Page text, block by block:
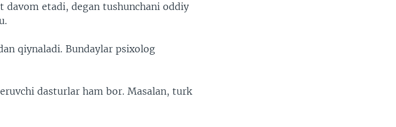
etadi, degan tushunchani oddiy
qiynaladi. Bundaylar psixolog
dasturlar ham bor. Masalan, turk